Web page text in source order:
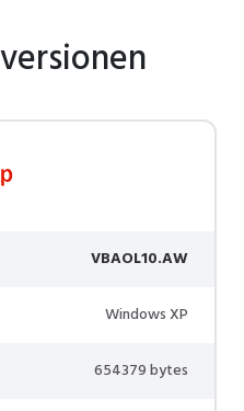
VBAOL10.AW
Windows XP
654379 bytes